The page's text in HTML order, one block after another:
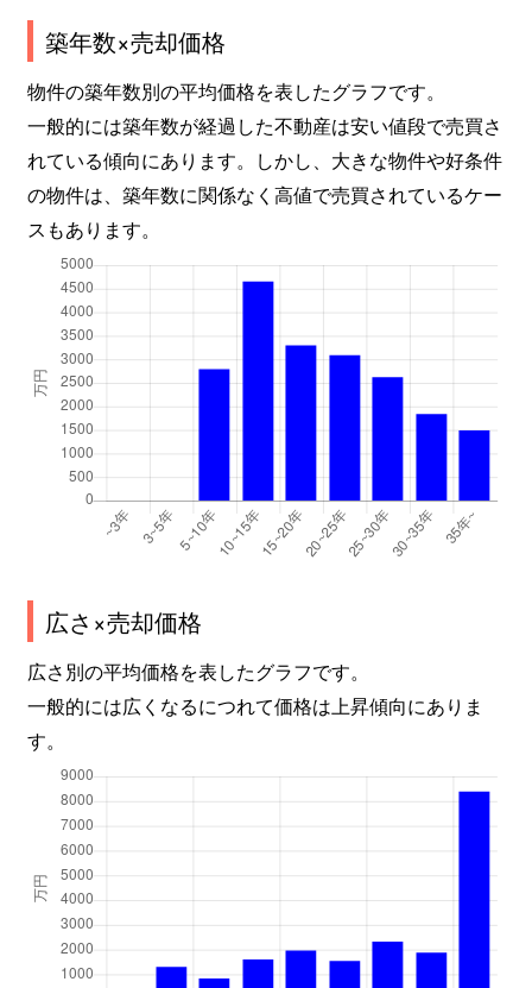
築年数×売却価格
物件の築年数別の平均価格を表したグラフです。
一般的には築年数が経過した不動産は安い値段で売買さ
れている傾向にあります。しかし、大きな物件や好条件
の物件は、築年数に関係なく高値で売買されているケー
スもあります。
広さ×売却価格
広さ別の平均価格を表したグラフです。
一般的には広くなるにつれて価格は上昇傾向にありま
す。